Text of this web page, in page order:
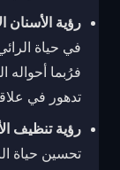
رؤية الأسنان
في حياة
فرُبما أحواله
تدهور في
رؤية تنظيف
تحسين حياة